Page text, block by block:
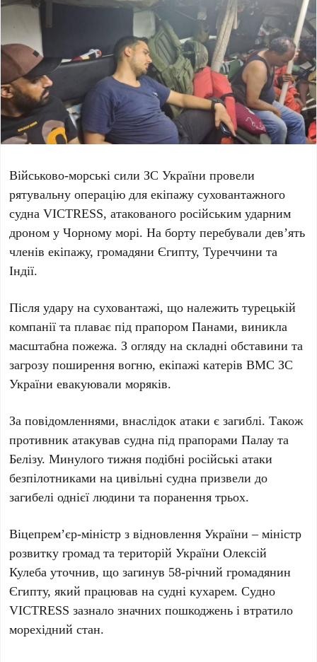
Військово-морські сили ЗС України провели
рятувальну операцію для екіпажу суховантажного
судна VICTRESS, атакованого російським ударним
дроном у Чорному морі. На борту перебували дев’ять
членів екіпажу, громадяни Єгипту, Туреччини та
Індії.
Після удару на суховантажі, що належить турецькій
компанії та плаває під прапором Панами, виникла
масштабна пожежа. З огляду на складні обставини та
загрозу поширення вогню, екіпажі катерів ВМС ЗС
України евакуювали моряків.
За повідомленнями, внаслідок атаки є загиблі. Також
противник атакував судна під прапорами Палау та
Белізу. Минулого тижня подібні російські атаки
безпілотниками на цивільні судна призвели до
загибелі однієї людини та поранення трьох.
Віцепрем’єр-міністр з відновлення України – міністр
розвитку громад та територій УкраїниОлексій
Кулеба уточнив, що загинув 58-річний громадянин
Єгипту, який працював на судні кухарем. Судно
VICTRESS зазнало значних пошкоджень і втратило
морехідний стан.